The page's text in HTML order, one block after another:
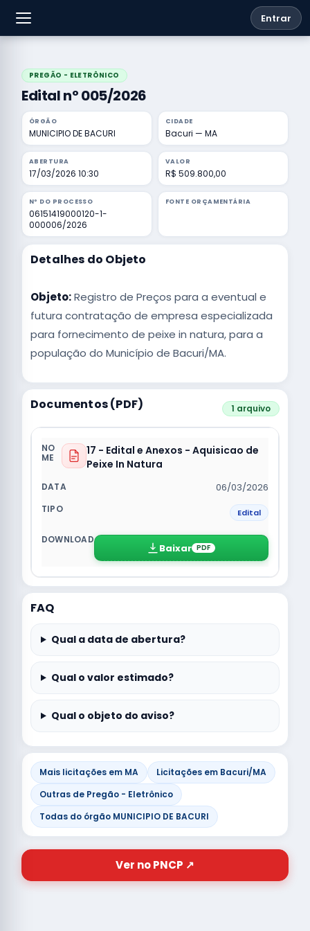
Entrar
PREGÃO - ELETRÔNICO
Edital nº 005/2026
ÓRGÃO
MUNICIPIO DE BACURI
CIDADE
Bacuri — MA
ABERTURA
17/03/2026 10:30
VALOR
R$ 509.800,00
Nº DO PROCESSO
06151419000120-1-
000006/2026
FONTE ORÇAMENTÁRIA
Detalhes do Objeto
Objeto:Registro de Preços para a eventual e
futura contratação de empresa especializada
para fornecimento de peixe in natura, para a
população do Município de Bacuri/MA.
Documentos (PDF) 1 arquivo
17 - Edital e Anexos - Aquisicao de
Peixe In Natura
06/03/2026
Edital
Baixar PDF
FAQ
Qual a data de abertura?
Qual o valor estimado?
Qual o objeto do aviso?
Mais licitações em MA
Licitações em Bacuri/MA
Outras de Pregão - Eletrônico
Todas do órgão MUNICIPIO DE BACURI
Ver no PNCP ↗